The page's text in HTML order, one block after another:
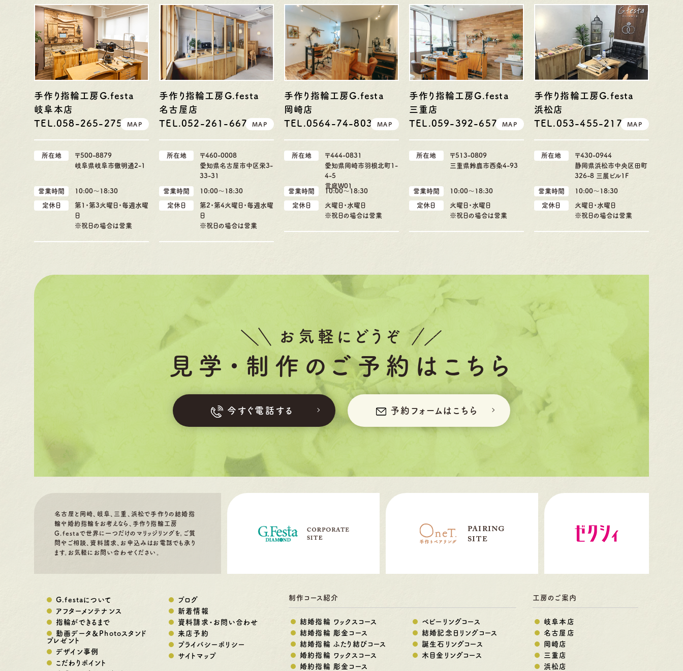
手作り指輪工房G.festa
岐阜本店
TEL.058-265-2756MAP
所在地
〒500-8879
岐阜県岐阜市徹明通2-1
営業時間 10:00〜18:30
定休日
第1・第3火曜日・毎週水曜
日
※祝日の場合は営業
手作り指輪工房G.festa
名古屋店
TEL.052-261-6676MAP
所在地
〒460-0008
愛知県名古屋市中区栄3-
33-31
営業時間 10:00〜18:30
定休日
第2・第4火曜日・毎週水曜
日
※祝日の場合は営業
手作り指輪工房G.festa
岡崎店
TEL.0564-74-8033MAP
所在地
〒444-0831
愛知県岡崎市羽根北町1-
4-5
言庭W01
営業時間 10:00〜18:30
定休日
火曜日・水曜日
※祝日の場合は営業
手作り指輪工房G.festa
三重店
TEL.059-392-6577MAP
所在地
〒513-0809
三重県鈴鹿市西条4-93
営業時間 10:00〜18:30
定休日
火曜日・水曜日
※祝日の場合は営業
手作り指輪工房G.festa
浜松店
TEL.053-455-2177MAP
所在地
〒430-0944
静岡県浜松市中央区田町
326-8 三展ビル1F
営業時間 10:00〜18:30
定休日
火曜日・水曜日
※祝日の場合は営業
お気軽にどうぞ
見学・制作のご予約はこちら
今すぐ電話する 予約フォーム はこちら
名古屋と岡崎、岐阜、三重、浜松で手作りの結婚指
輪や婚約指輪をお考えなら、手作り指輪工房
G.festaで世界に一つだけのマリッジリングを。ご質
問やご相談、資料請求、お申込みはお電話でも承り
ます。お気軽にお問い合わせください。
G.festaについて
アフターメンテナンス
指輪ができるまで
動画データ＆Photoスタンド
プレゼント
デザイン事例
こだわりポイント
ブログ
新着情報
資料請求・お問い合わせ
来店予約
プライバシーポリシー
サイトマップ
制作コース紹介
結婚指輪 ワックスコース
結婚指輪 彫金コース
結婚指輪 ふたり結びコース
婚約指輪 ワックスコース
婚約指輪 彫金コース
ベビーリングコース
結婚記念日リングコース
誕生石リングコース
木目金リングコース
工房のご案内
岐阜本店
名古屋店
岡崎店
三重店
浜松店